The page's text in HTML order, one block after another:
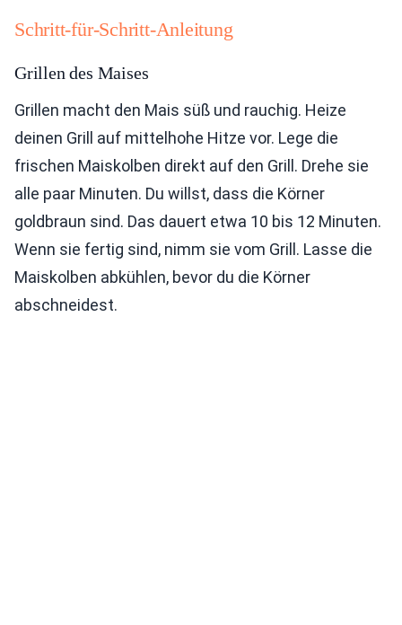
Schritt-für-Schritt-Anleitung
Grillen des Maises
Grillen macht den Mais süß und rauchig. Heize
deinen Grill auf mittelhohe Hitze vor. Lege die
frischen Maiskolben direkt auf den Grill. Drehe sie
alle paar Minuten. Du willst, dass die Körner
goldbraun sind. Das dauert etwa 10 bis 12 Minuten.
Wenn sie fertig sind, nimm sie vom Grill. Lasse die
Maiskolben abkühlen, bevor du die Körner
abschneidest.